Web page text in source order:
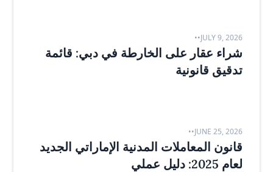
JULY 9, 2026
•
•
شراء عقار على الخارطة في دبي: قائمة
تدقيق قانونية
JUNE 25, 2026
•
•
قانون المعاملات المدنية الإماراتي الجديد
لعام 2025: دليل عملي